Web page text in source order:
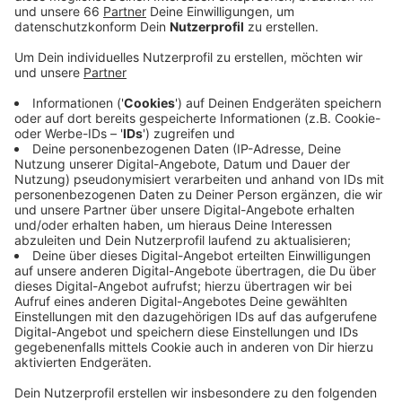
Veröffentlicht:Mittwoch, 15.06.2022 05:16
Anzeige
Die Täter fuhren mit einem gestohlenen Wagen
mehrmals gegen die Tür des Nebeneingangs. Die
Polizei sucht momentan weiter nach Zeugen, den
Schaden schätzen sie momentan auf rund 100.000
Euro.
Anzeige
Weitere Infos und Links zum Thema:
Anzeige